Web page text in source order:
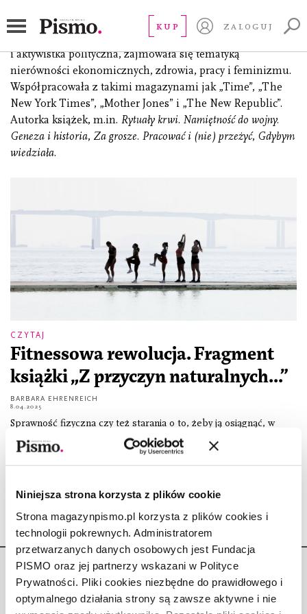
Niniejsza strona korzysta z plików cookie
Strona magazynpismo.pl korzysta z plików cookies i
technologii pokrewnych. Administratorem
przetwarzanych danych osobowych jest Fundacja
PISMO oraz jej partnerzy wskazani w Polityce
Prywatności. Pliki cookies niezbędne do prawidłowego i
optymalnego działania strony są zawsze aktywne i nie
KUP ZALOGUJ
Ehrenreich Barbara
(1941–2022) amerykańska dziennikarka, pisarka
i aktywistka polityczna, zajmowała się tematyką
nierówności ekonomicznych, zdrowia, pracy i feminizmu.
Współpracowała z takimi magazynami jak „Time”, „The
New York Times”, „Mother Jones” i „The New Republic”.
Autorka książek, m.in. Rytuały krwi. Namiętność do wojny.
Geneza i historia, Za grosze. Pracować i (nie) przeżyć, Gdybym
wiedziała.
CZYTAJ
Fitnessowa rewolucja. Fragment
książki „Z przyczyn naturalnych...”
BARBARA EHRENREICH
8.04.2025
Sprawność fizyczna czy też starania o to, żeby ją osiągnąć, w
przypadku klasy średniej (...) stały się znakiem rozpoznawczym
albo „wskazówką klasową”. Niezdrowe zachowania, takie jak